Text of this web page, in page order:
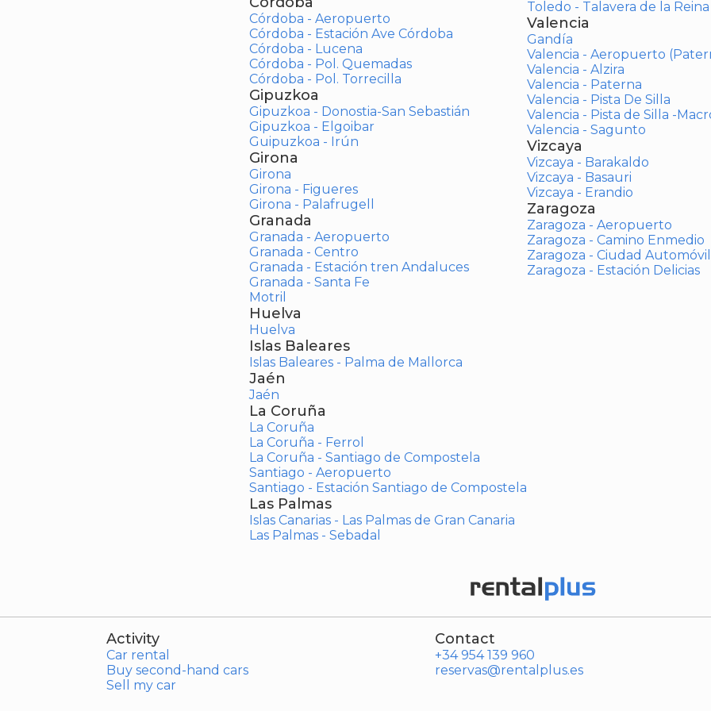
Córdoba - Aeropuerto
Córdoba - Estación Ave Córdoba
Córdoba - Lucena
Córdoba - Pol. Quemadas
Córdoba - Pol. Torrecilla
Gipuzkoa
Gipuzkoa - Donostia-San Sebastián
Gipuzkoa - Elgoibar
Guipuzkoa - Irún
Girona
Girona
Girona - Figueres
Girona - Palafrugell
Granada
Granada - Aeropuerto
Granada - Centro
Granada - Estación tren Andaluces
Granada - Santa Fe
Motril
Huelva
Huelva
Islas Baleares
Islas Baleares - Palma de Mallorca
Jaén
Jaén
La Coruña
La Coruña
La Coruña - Ferrol
La Coruña - Santiago de Compostela
Santiago - Aeropuerto
Santiago - Estación Santiago de Compostela
Las Palmas
Islas Canarias - Las Palmas de Gran Canaria
Las Palmas - Sebadal
Toledo - Talavera de la Reina
Valencia
Gandía
Valencia - Aeropuerto
Valencia - Alzira
Valencia - Paterna
Valencia - Pista De Silla
Valencia - Pista de Silla -
Valencia - Sagunto
Vizcaya
Vizcaya - Barakaldo
Vizcaya - Basauri
Vizcaya - Erandio
Zaragoza
Zaragoza - Aeropuerto
Zaragoza - Camino Enmedio
Zaragoza - Ciudad Automóvil
Zaragoza - Estación Delicias
Activity
Car rental
Buy second-hand cars
Sell my car
Contact
+34 954 139 960
reservas@rentalplus.es